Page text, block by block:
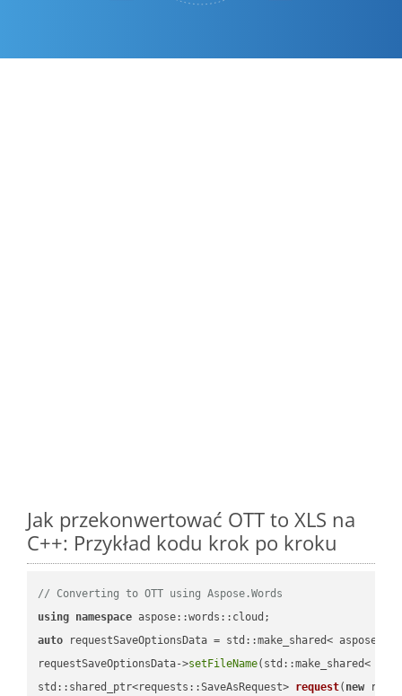
Jak przekonwertować OTT to XLS na
C++: Przykład kodu krok po kroku
// Converting to OTT using Aspose.Words
using namespace
auto requestSaveOptionsData = std::make_shared<
requestSaveOptionsData->setFileName(std::make_shared<
std::shared_ptr<requests::SaveAsRequest> request( new